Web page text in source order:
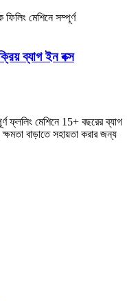
ব্যাগ ইন বক্স
ফ্ললিং মেশিনে 15+ বছরের ব্যাগ
বাড়াতে সহায়তা করার জন্য